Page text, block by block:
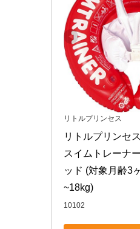
リトルプリンセス
リトルプリンセ
スイムトレーナ
ッド (対象月齢3
~18kg)
10102